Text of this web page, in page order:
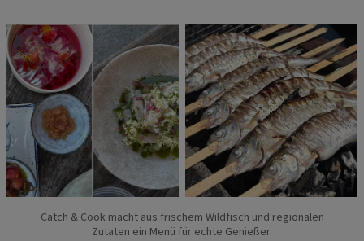
Catch & Cook macht aus frischem Wildfisch und regionalen
Zutaten ein Menü für echte Genießer.